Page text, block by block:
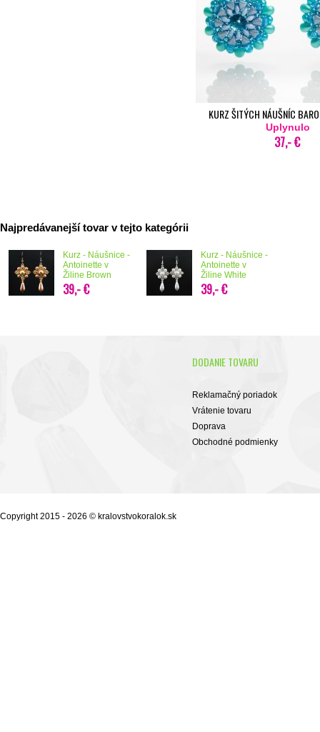
KURZ ŠITÝCH NÁUŠNÍC
Uplynulo
37,- €
Najpredávanejší tovar v tejto kategórii
Kurz - Náušnice -
Antoinette v
Žiline Brown
39,- €
Kurz - Náušnice -
Antoinette v
Žiline White
39,- €
DODANIE TOVARU
Reklamačný poriadok
Vrátenie tovaru
Doprava
Obchodné podmienky
Copyright 2015 - 2026 © kralovstvokoralok.sk